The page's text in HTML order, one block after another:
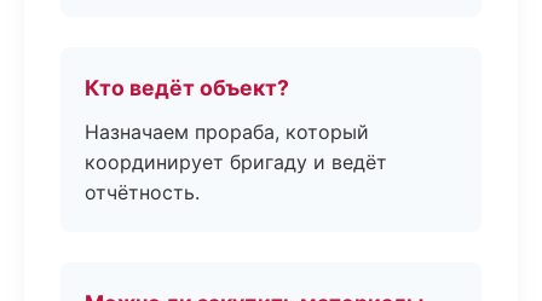
Кто ведёт объект?
Назначаем прораба, который
координирует бригаду и ведёт
отчётность.